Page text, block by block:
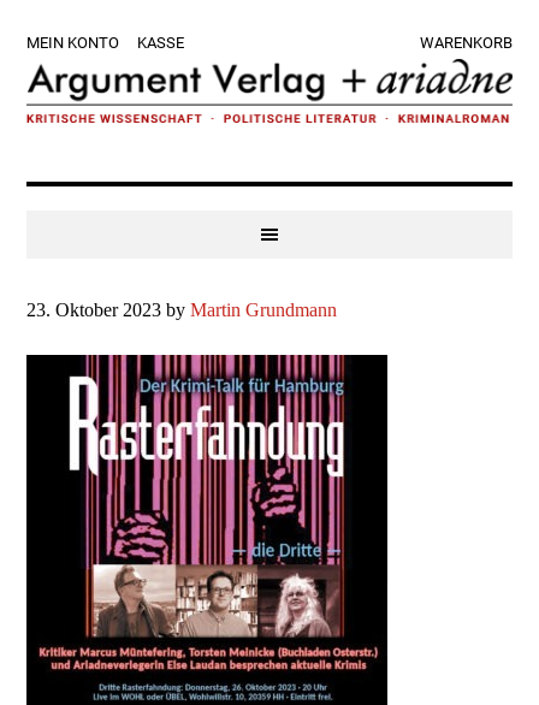
Hauptnavigation
springen
main
content
Hauptsidebar
springen
Fußzeile
springen
MEIN KONTO KASSE WARENKORB
23. Oktober 2023 byMartin Grundmann